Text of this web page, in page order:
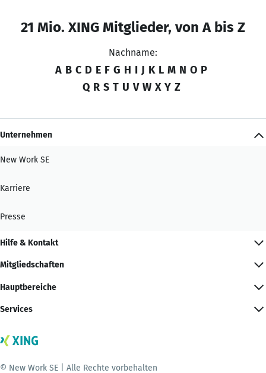
21 Mio. XING Mitglieder, von A bis Z
Nachname:
A B C D E F G H I J K L M N O P
Q R S T U V W X Y Z
Unternehmen
New Work SE
Karriere
Presse
Hilfe & Kontakt
Mitgliedschaften
Hauptbereiche
Services
© New Work SE | Alle Rechte vorbehalten